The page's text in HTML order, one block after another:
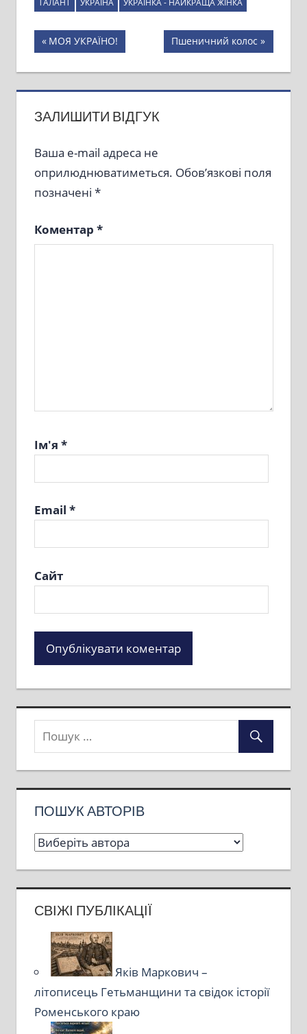
ТАЛАНТ УКРАЇНА УКРАЇНКА - НАЙКРАЩА ЖІНКА
Навігація
записів
Previous
Post:
МОЯ УКРАЇНО!
Next
Post:
Пшеничний колос
ЗАЛИШИТИ ВІДГУК
Ваша e-mail адреса не
оприлюднюватиметься. Обов’язкові поля
позначені *
Коментар *
Ім'я *
Email *
Сайт
ПОШУК АВТОРІВ
СВІЖІ ПУБЛІКАЦІЇ
Яків Маркович –
літописець Гетьманщини та свідок історії
Роменського краю